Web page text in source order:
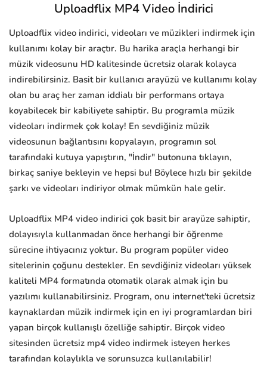
Uploadflix MP4 Video İndirici
Uploadflix video indirici, videoları ve müzikleri indirmek için
kullanımı kolay bir araçtır. Bu harika araçla herhangi bir
müzik videosunu HD kalitesinde ücretsiz olarak kolayca
indirebilirsiniz. Basit bir kullanıcı arayüzü ve kullanımı kolay
olan bu araç her zaman iddialı bir performans ortaya
koyabilecek bir kabiliyete sahiptir. Bu programla müzik
videoları indirmek çok kolay! En sevdiğiniz müzik
videosunun bağlantısını kopyalayın, programın sol
tarafındaki kutuya yapıştırın, "İndir" butonuna tıklayın,
birkaç saniye bekleyin ve hepsi bu! Böylece hızlı bir şekilde
şarkı ve videoları indiriyor olmak mümkün hale gelir.
Uploadflix MP4 video indirici çok basit bir arayüze sahiptir,
dolayısıyla kullanmadan önce herhangi bir öğrenme
sürecine ihtiyacınız yoktur. Bu program popüler video
sitelerinin çoğunu destekler. En sevdiğiniz videoları yüksek
kaliteli MP4 formatında otomatik olarak almak için bu
yazılımı kullanabilirsiniz. Program, onu internet'teki ücretsiz
kaynaklardan müzik indirmek için en iyi programlardan biri
yapan birçok kullanışlı özelliğe sahiptir. Birçok video
sitesinden ücretsiz mp4 video indirmek isteyen herkes
tarafından kolaylıkla ve sorunsuzca kullanılabilir!